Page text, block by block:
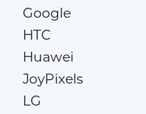
Google
HTC
Huawei
JoyPixels
LG